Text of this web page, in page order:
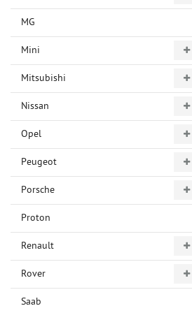
MG
Mini
Mitsubishi
Nissan
Opel
Peugeot
Porsche
Proton
Renault
Rover
Saab